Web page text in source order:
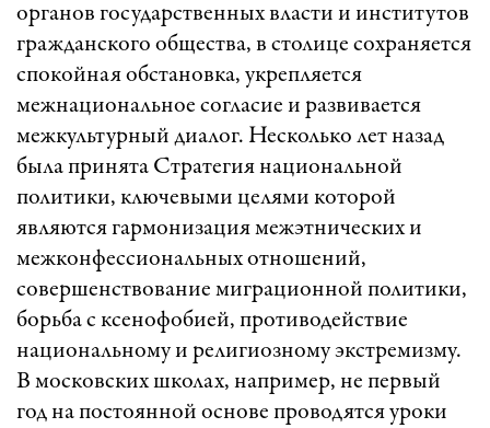
органов государственных власти и институтов
гражданского общества, в столице сохраняется
спокойная обстановка, укрепляется
межнациональное согласие и развивается
межкультурный диалог. Несколько лет назад
была принята Стратегия национальной
политики, ключевыми целями которой
являются гармонизация межэтнических и
межконфессиональных отношений,
совершенствование миграционной политики,
борьба с ксенофобией, противодействие
национальному и религиозному экстремизму.
В московских школах, например, не первый
год на постоянной основе проводятся уроки